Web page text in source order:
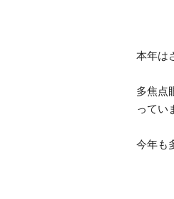
本年は
多焦点
ってい
今年も